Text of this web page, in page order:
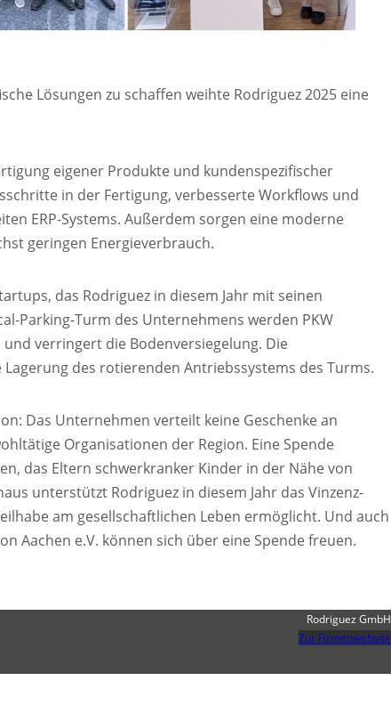
Lösungen zu schaffen weihte Rodriguez 2025 eine
eigener Produkte und kundenspezifischer
in der Fertigung, verbesserte Workflows und
ERP-Systems. Außerdem sorgen eine moderne
geringen Energieverbrauch.
das Rodriguez in diesem Jahr mit seinen
Parking-Turm des Unternehmens werden PKW
verringert die Bodenversiegelung. Die
des rotierenden Antriebssystems des Turms.
Das Unternehmen verteilt keine Geschenke an
Organisationen der Region. Eine Spende
das Eltern schwerkranker Kinder in der Nähe von
unterstützt Rodriguez in diesem Jahr das Vinzenz-
am gesellschaftlichen Leben ermöglicht. Und auch
Aachen e.V. können sich über eine Spende freuen.
Rodriguez GmbH
Zur Firmenwebsite